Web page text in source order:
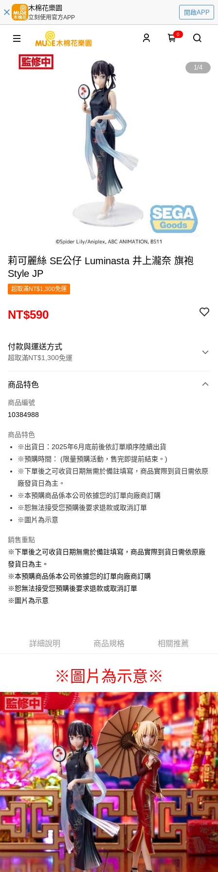
木棉花樂園
立刻使用官方APP
開啟APP
0
1/4
莉可麗絲 SE公仔 Luminasta 井上瀧奈 旗袍
Style JP
超取滿NT$1,300免運
NT$590
付款與運送方式
超取滿NT$1,300免運
信用卡一次付款
超商取貨付款
Apple Pay
悠遊付
Google Pay
ATM付款
貨到付款
運送方式
全家取貨付款
每筆NT$65，滿NT$1,300(含以上)免運費
付款後全家取貨
每筆NT$65，滿NT$1,300(含以上)免運費
7-11取貨付款
每筆NT$65，滿NT$1,300(含以上)免運費
宅配-木棉花樂園專用
每筆NT$100，滿NT$1,300(含以上)免運費
宅配-離島(澎湖/金門/馬祖)-木棉花樂園專用
每筆NT$220
黑貓宅配-貨到付款
每筆NT$150
商品特色
商品編號
10384988
商品特色
※出貨日：2025年6月底前後依訂單順序陸續出貨
※預購時間： (限量預購活動，售完即提前結束。)
※下單後之可收貨日期無需於備註填寫，商品實際到貨日需依原
廠發貨日為主。
※本預購商品係本公司依據您的訂單向廠商訂購
※恕無法接受您預購後要求退款或取消訂單
※圖片為示意
銷售重點
※下單後之可收貨日期無需於備註填寫，商品實際到貨日需依原廠
發貨日為主。
※本預購商品係本公司依據您的訂單向廠商訂購
※恕無法接受您預購後要求退款或取消訂單
※圖片為示意
詳細說明 商品規格 相關推薦
※圖片為示意※